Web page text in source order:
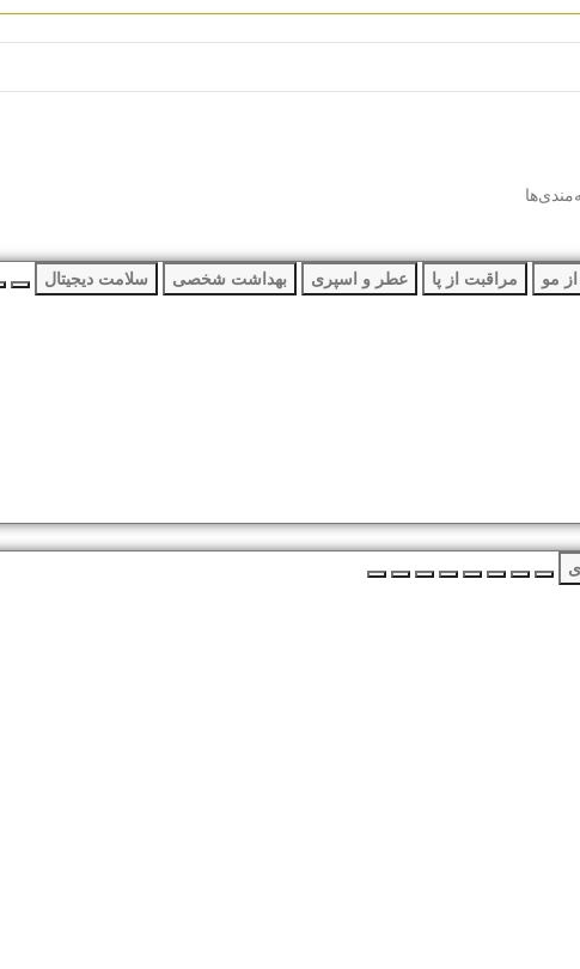
مو مراقبت از پا عطر و اسپری بهداشت شخصی سلامت دیجیتال